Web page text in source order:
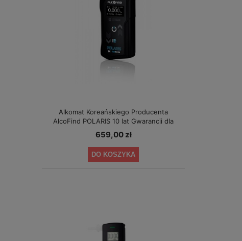
Alkomat Koreańskiego Producenta
AlcoFind POLARIS 10 lat Gwarancji dla
Małych Firm
659,00 zł
DO KOSZYKA